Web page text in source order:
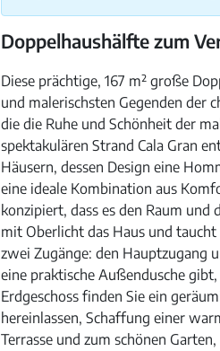
Doppelhaushälfte zum
Diese prächtige, 167 m² große
und malerischsten Gegenden der
die die Ruhe und Schönheit der
spektakulären Strand Cala Gran
Häusern, dessen Design eine
eine ideale Kombination aus
konzipiert, dass es den Raum
mit Oberlicht das Haus und
zwei Zugänge: den Hauptzugang
eine praktische Außendusche
Erdgeschoss finden Sie ein
hereinlassen, Schaffung einer
Terrasse und zum schönen